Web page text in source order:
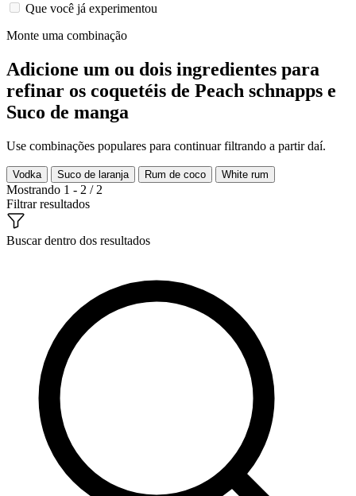
Que você já experimentou
Monte uma combinação
Adicione um ou dois ingredientes para
refinar os coquetéis de Peach schnapps e
Suco de manga
Use combinações populares para continuar filtrando a partir daí.
Vodka Suco de laranja Rum de coco White rum
Mostrando 1 - 2 / 2
Filtrar resultados
Buscar dentro dos resultados